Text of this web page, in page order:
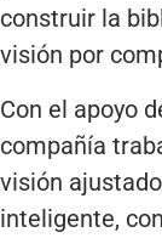
construir la
visión por
Con el apoyo
compañía
visión
inteligente,